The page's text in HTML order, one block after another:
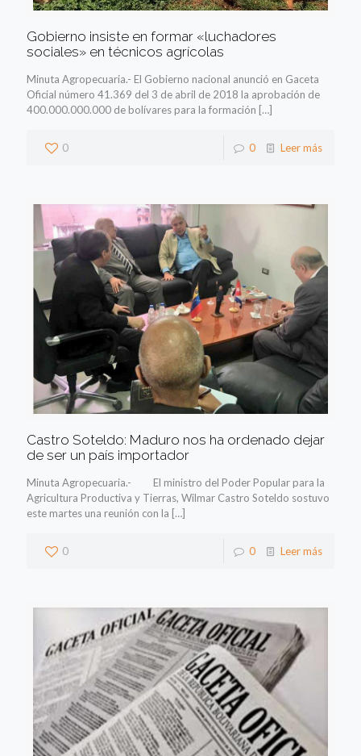
Gobierno insiste en formar «luchadores
sociales» en técnicos agrícolas
Minuta Agropecuaria.- El Gobierno nacional anunció en Gaceta
Oficial número 41.369 del 3 de abril de 2018 la aprobación de
400.000.000.000 de bolívares para la formación […]
0 0 Leer más
Castro Soteldo: Maduro nos ha ordenado dejar
de ser un país importador
Minuta Agropecuaria.- El ministro del Poder Popular para la
Agricultura Productiva y Tierras, Wilmar Castro Soteldo sostuvo
este martes una reunión con la […]
0 0 Leer más